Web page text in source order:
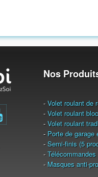
Nos
-Volet roulant de
-Volet roulant
-Volet roulant
- Porte de garage
-Semi-finis (5
-
- Masques anti-